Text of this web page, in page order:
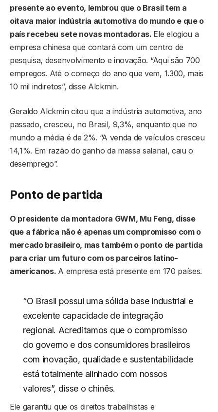
presente ao evento, lembrou que o Brasil tem a
oitava maior indústria automotiva do mundo e que o
país recebeu sete novas montadoras. Ele elogiou a
empresa chinesa que contará com um centro de
pesquisa, desenvolvimento e inovação. “Aqui são 700
empregos. Até o começo do ano que vem, 1.300, mais
10 mil indiretos”, disse Alckmin.
Geraldo Alckmin citou que a indústria automotiva, ano
passado, cresceu, no Brasil, 9,3%, enquanto que no
mundo a média é de 2%. “A venda de veículos cresceu
14,1%. Em razão do ganho da massa salarial, caiu o
desemprego”.
Ponto de partida
O presidente da montadora GWM, Mu Feng, disse
que a fábrica não é apenas um compromisso com o
mercado brasileiro, mas também o ponto de partida
para criar um futuro com os parceiros latino-
americanos. A empresa está presente em 170 países.
“O Brasil possui uma sólida base industrial e
excelente capacidade de integração
regional. Acreditamos que o compromisso
do governo e dos consumidores brasileiros
com inovação, qualidade e sustentabilidade
está totalmente alinhado com nossos
valores”, disse o chinês.
Ele garantiu que os direitos trabalhistas e